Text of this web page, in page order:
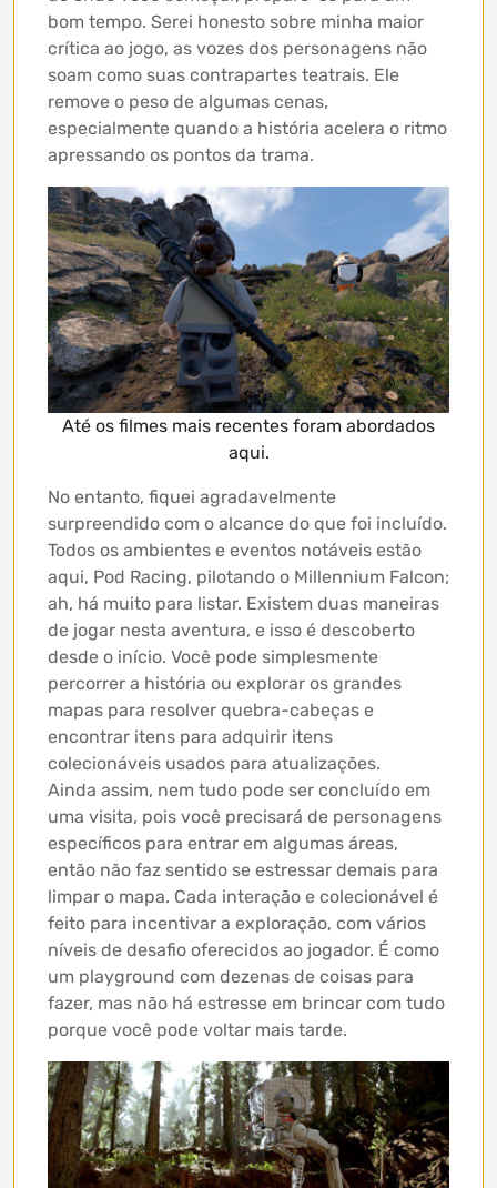
bom tempo. Serei honesto sobre minha maior
crítica ao jogo, as vozes dos personagens não
soam como suas contrapartes teatrais. Ele
remove o peso de algumas cenas,
especialmente quando a história acelera o ritmo
apressando os pontos da trama.
Até os filmes mais recentes foram abordados
aqui.
No entanto, fiquei agradavelmente
surpreendido com o alcance do que foi incluído.
Todos os ambientes e eventos notáveis ​​estão
aqui, Pod Racing, pilotando o Millennium Falcon;
ah, há muito para listar. Existem duas maneiras
de jogar nesta aventura, e isso é descoberto
desde o início. Você pode simplesmente
percorrer a história ou explorar os grandes
mapas para resolver quebra-cabeças e
encontrar itens para adquirir itens
colecionáveis ​​usados ​​para atualizações.
Ainda assim, nem tudo pode ser concluído em
uma visita, pois você precisará de personagens
específicos para entrar em algumas áreas,
então não faz sentido se estressar demais para
limpar o mapa. Cada interação e colecionável é
feito para incentivar a exploração, com vários
níveis de desafio oferecidos ao jogador. É como
um playground com dezenas de coisas para
fazer, mas não há estresse em brincar com tudo
porque você pode voltar mais tarde.